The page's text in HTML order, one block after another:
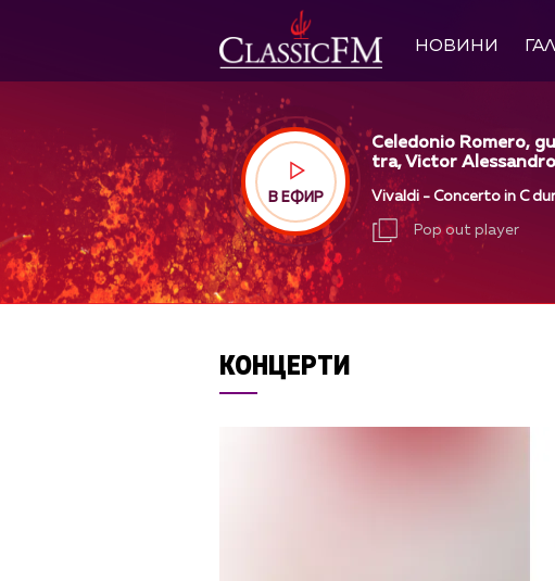
НОВИНИ
В ЕФИР
Celedonio Romero,
tra, Victor
Vivaldi - Concerto in C
Pop out player
КОНЦЕРТИ